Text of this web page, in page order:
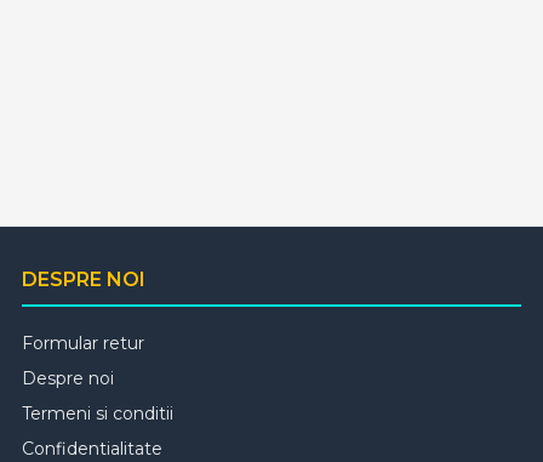
DESPRE NOI
Formular retur
Despre noi
Termeni si conditii
Confidentialitate